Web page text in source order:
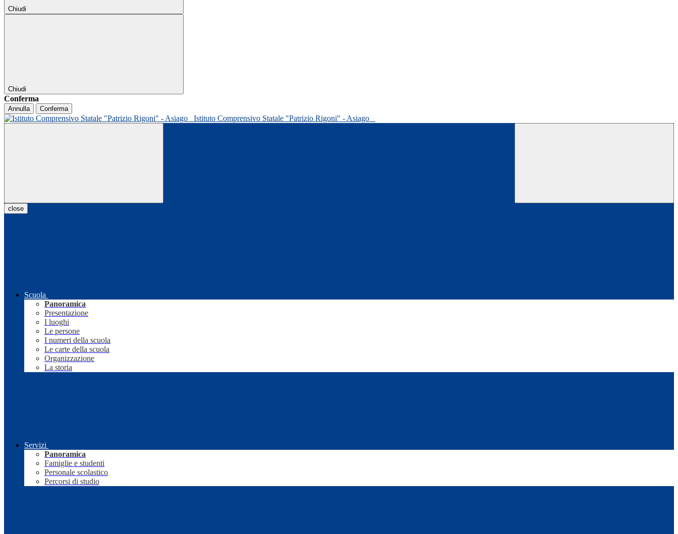
Chiudi
Chiudi
Conferma
Annulla Conferma
Istituto Comprensivo Statale "Patrizio Rigoni" - Asiago
close
Scuola
Panoramica
Presentazione
I luoghi
Le persone
I numeri della scuola
Le carte della scuola
Organizzazione
La storia
Servizi
Panoramica
Famiglie e studenti
Personale scolastico
Percorsi di studio